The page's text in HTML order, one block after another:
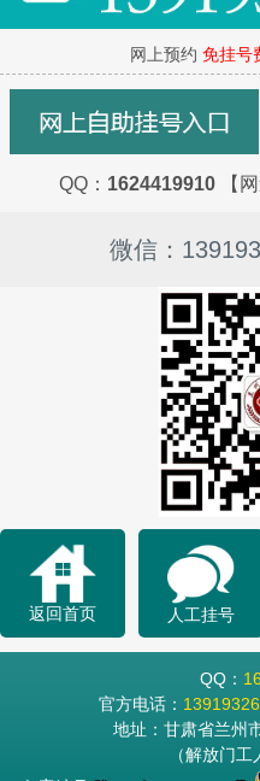
网上预约 免挂号
QQ： 1624419910 【
微信：
返回首页 人工挂号
QQ：
官方电话：
地址：甘肃省兰州
（解放门工